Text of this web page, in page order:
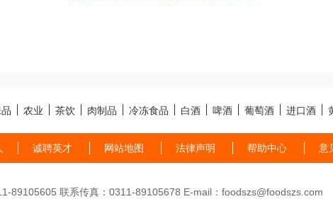
农业 茶饮 肉制品 冷冻食品 白酒 啤酒 葡萄酒 进口酒
诚聘英才 网站地图 法律声明 帮助中心 意
89105605 联系传真：0311-89105678 E-mail：foodszs@foodszs.com